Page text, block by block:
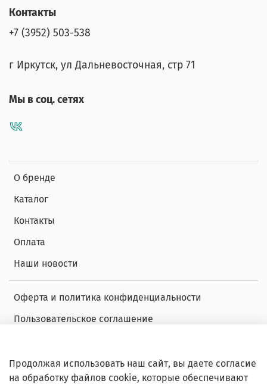
О бренде
Каталог
Контакты
Оплата
Наши новости
Оферта и политика конфиденциальности
Пользовательское соглашение
Обратная связь
Контакты
+7 (3952) 503-538
г Иркутск, ул Дальневосточная, стр 71
Мы в соц. сетях
Продолжая использовать наш сайт, вы даете согласие
на обработку файлов cookie, которые обеспечивают